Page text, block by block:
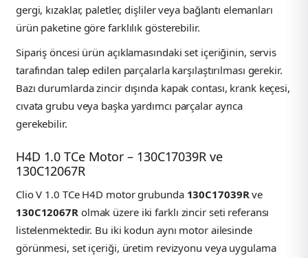
gergi, kızaklar, paletler, dişliler veya bağlantı elemanları
ürün paketine göre farklılık gösterebilir.
Sipariş öncesi ürün açıklamasındaki set içeriğinin, servis
tarafından talep edilen parçalarla karşılaştırılması gerekir.
Bazı durumlarda zincir dışında kapak contası, krank keçesi,
cıvata grubu veya başka yardımcı parçalar ayrıca
gerekebilir.
H4D 1.0 TCe Motor – 130C17039R ve
130C12067R
Clio V 1.0 TCe H4D motor grubunda 130C17039Rve
130C12067Rolmak üzere iki farklı zincir seti referansı
listelenmektedir. Bu iki kodun aynı motor ailesinde
görünmesi, set içeriği, üretim revizyonu veya uygulama